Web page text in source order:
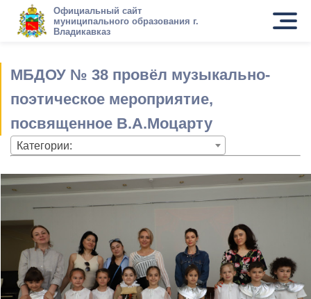
Официальный сайт
муниципального образования г.
Владикавказ
МБДОУ № 38 провёл музыкально-
поэтическое мероприятие,
посвященное В.А.Моцарту
Категории: